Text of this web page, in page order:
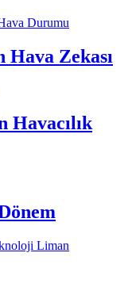
Durumu
Hava Zekası
Havacılık